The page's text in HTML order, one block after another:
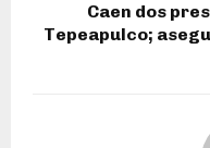
Caen dos
Tepeapulco;